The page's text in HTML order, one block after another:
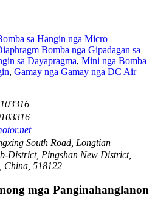
sa Hangin nga Micro
Bomba nga Gipadagan sa
sa Dayapragma, Mini nga Bomba
, Gamay nga Gamay nga DC Air
South Road, Longtian
District, Pingshan New District,
China, 518122
mga Panginahanglanon